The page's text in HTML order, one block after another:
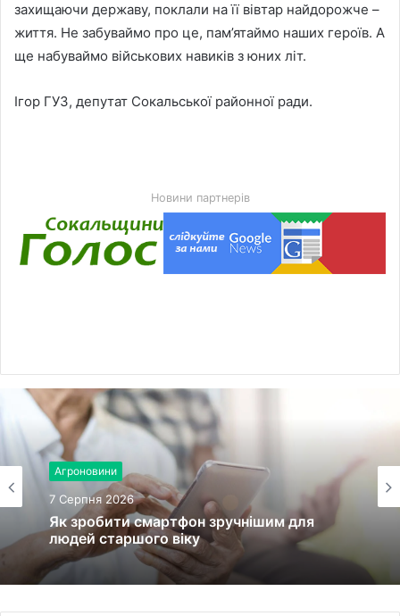
захищаючи державу, поклали на її вівтар найдорожче –
життя. Не забуваймо про це, пам’ятаймо наших героїв. А
ще набуваймо військових навиків з юних літ.
Ігор ГУЗ, депутат Сокальської районної ради.
Новини партнерів
Агроновини
7 Серпня 2026
Як зробити смартфон зручнішим для
людей старшого віку